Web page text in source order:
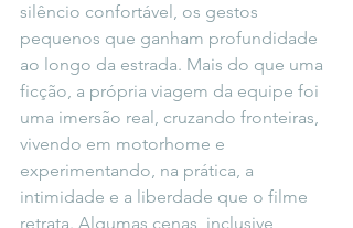
silêncio confortável, os gestos
pequenos que ganham profundidade
ao longo da estrada. Mais do que uma
ficção, a própria viagem da equipe foi
uma imersão real, cruzando fronteiras,
vivendo em motorhome e
experimentando, na prática, a
intimidade e a liberdade que o filme
retrata. Algumas cenas, inclusive,